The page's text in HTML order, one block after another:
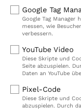
Reha
Prävention
VITREA
Google Tag
Google Tag Manager
messen, wie
verbessern.
YouTube Video
Diese Skripte und
Seite abzuspielen.
Daten an YouTube
Pixel-Code
Diese Skripte und
abzuspielen. Durch